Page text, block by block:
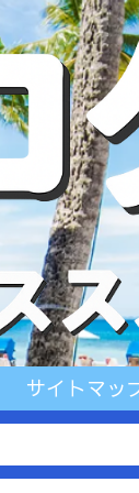
サイトマッ